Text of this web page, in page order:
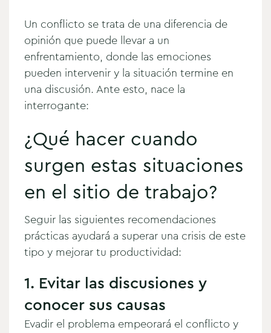
Un conflicto se trata de una diferencia de
opinión que puede llevar a un
enfrentamiento, donde las emociones
pueden intervenir y la situación termine en
una discusión. Ante esto, nace la
interrogante:
¿Qué hacer cuando
surgen estas situaciones
en el sitio de trabajo?
Seguir las siguientes recomendaciones
prácticas ayudará a superar una crisis de este
tipo y mejorar tu productividad:
1. Evitar las discusiones y
conocer sus causas
Evadir el problema empeorará el conflicto y